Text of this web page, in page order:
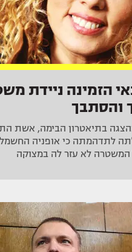
הזמינה ניידת
והסתבך
בתיאטרון הבימה, אשת
לתדהמתה כי אופניה
המשטרה לא עזר לה במצוקה